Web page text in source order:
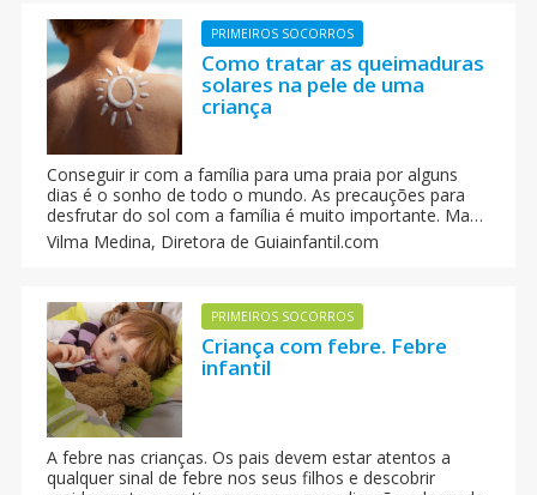
PRIMEIROS SOCORROS
Como tratar as queimaduras
solares na pele de uma
criança
Conseguir ir com a família para uma praia por alguns
dias é o sonho de todo o mundo. As precauções para
desfrutar do sol com a família é muito importante. Mas,
qualquer prevenção é pouca e às vezes acontece que as
crianças se queimem com o sol.
Vilma Medina, Diretora de Guiainfantil.com
PRIMEIROS SOCORROS
Criança com febre. Febre
infantil
A febre nas crianças. Os pais devem estar atentos a
qualquer sinal de febre nos seus filhos e descobrir